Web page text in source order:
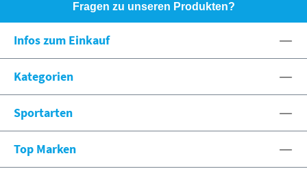
Fragen zu unseren Produkten?
eshop@spexx.org
Infos zum Einkauf
Kategorien
Sportarten
Top Marken